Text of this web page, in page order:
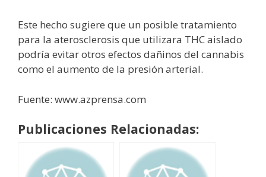
Este hecho sugiere que un posible tratamiento
para la aterosclerosis que utilizara THC aislado
podría evitar otros efectos dañinos del cannabis
como el aumento de la presión arterial.
Fuente: www.azprensa.com
Publicaciones Relacionadas: